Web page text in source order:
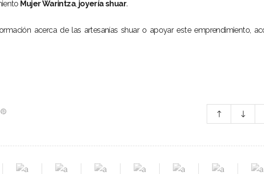
Mujer Warintza, joyería shuar.
acerca de las artesanías shuar o apoyar este emprendimiento,